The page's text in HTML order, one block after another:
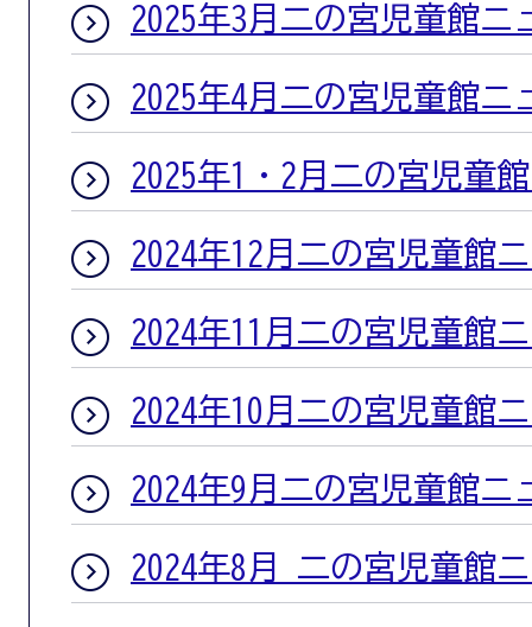
2025年3月二の宮児童館ニ
2025年4月二の宮児童館ニ
2025年1・2月二の宮児童
2024年12月二の宮児童館
2024年11月二の宮児童館
2024年10月二の宮児童館
2024年9月二の宮児童館ニ
2024年8月 二の宮児童館